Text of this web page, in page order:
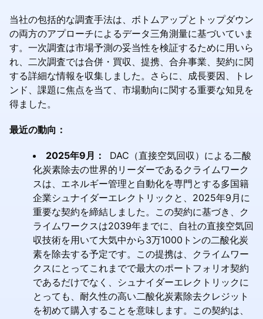
当社の包括的な調査手法は、ボトムアップとトップダウン
の両方のアプローチによるデータ三角測量に基づいていま
す。一次調査は市場予測の妥当性を検証するために用いら
れ、二次調査では合併・買収、提携、合弁事業、契約に関
する詳細な情報を収集しました。さらに、成長要因、トレ
ンド、課題に焦点を当て、市場動向に関する重要な知見を
得ました。
最近の動向：
2025年9月：
DAC（直接空気回収）による二酸
化炭素除去の世界的リーダーであるクライムワーク
スは、エネルギー管理と自動化を専門とする多国籍
企業シュナイダーエレクトリックと、2025年9月に
重要な契約を締結しました。この契約に基づき、ク
ライムワークスは2039年までに、自社の直接空気回
収技術を用いて大気中から3万1000トンの二酸化炭
素を除去する予定です。この提携は、クライムワー
クスにとってこれまでで最大のポートフォリオ契約
であるだけでなく、シュナイダーエレクトリックに
とっても、耐久性の高い二酸化炭素除去クレジット
を初めて購入することを意味します。この契約は、